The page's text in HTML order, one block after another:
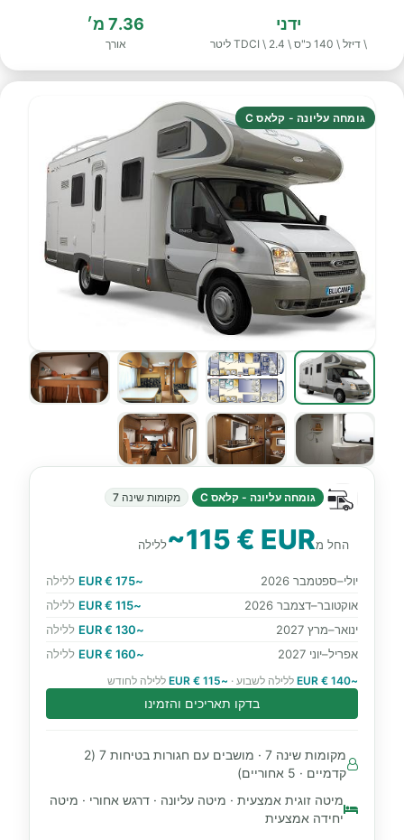
ידני
\ דיזל \ 140 כ"ס \ TDCI \ 2.4 ליטר
7.36 מ׳
אורך
גומחה עליונה - קלאס C
גומחה עליונה - קלאס C מקומות שינה 7
החל מ~115 € EURללילה
יולי–ספטמבר 2026 ~175 € EUR
ללילה
אוקטובר–דצמבר 2026
~115 € EUR
ללילה
ינואר–מרץ 2027
~130 € EUR
ללילה
אפריל–יוני 2027
~160 € EUR ללילה
~140 € EUR ללילה לשבוע · ~115 € EUR ללילה לחודש
בדקו תאריכים והזמינו
מקומות שינה 7 · מושבים עם חגורות בטיחות 7 (2
קדמיים · 5 אחוריים)
מיטה זוגית אמצעית · מיטה עליונה · דרגש אחורי · מיטה
יחידה אמצעית